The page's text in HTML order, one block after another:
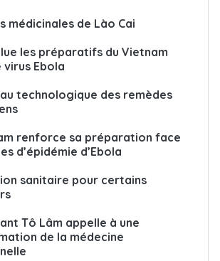
médicinales de Lào Cai
les préparatifs du Vietnam
Ebola
technologique des remèdes
renforce sa préparation face
d’épidémie d’Ebola
sanitaire pour certains
Tô Lâm appelle à une
de la médecine